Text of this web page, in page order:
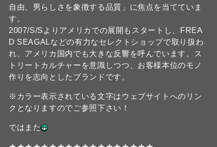
自由、男らしさを象徴する品質」に焦点を当てていま
す。
2007/S/Sよりアメリカでの展開もスタートし、FREA
D SEAGALなどの有力なセレクトショップで取り扱わ
れ、アメリカ国内でも大きな反響を呼んでいます。ス
トリートカルチャーを意識しつつ、お客様本位のモノ
作りを志向としたブランドです。
※カラー表示されている文字はウェブサイトへのリン
クとなりますのでご参照下さい！
ではまた